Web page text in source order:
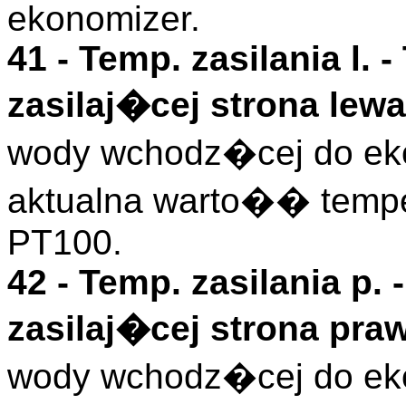
ekonomizer.
41 - Temp. zasilania l. -
zasilaj�cej strona
wody wchodz�cej do
aktualna warto��
PT100.
42 - Temp. zasilania p.
zasilaj�cej strona
wody wchodz�cej do